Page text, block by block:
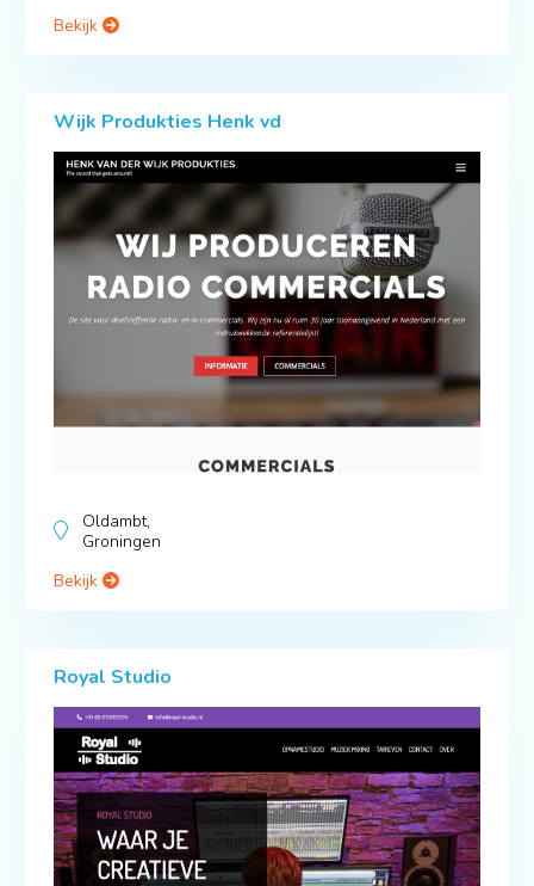
Bekijk
Wijk Produkties Henk vd
Oldambt,
Groningen
Bekijk
Royal Studio